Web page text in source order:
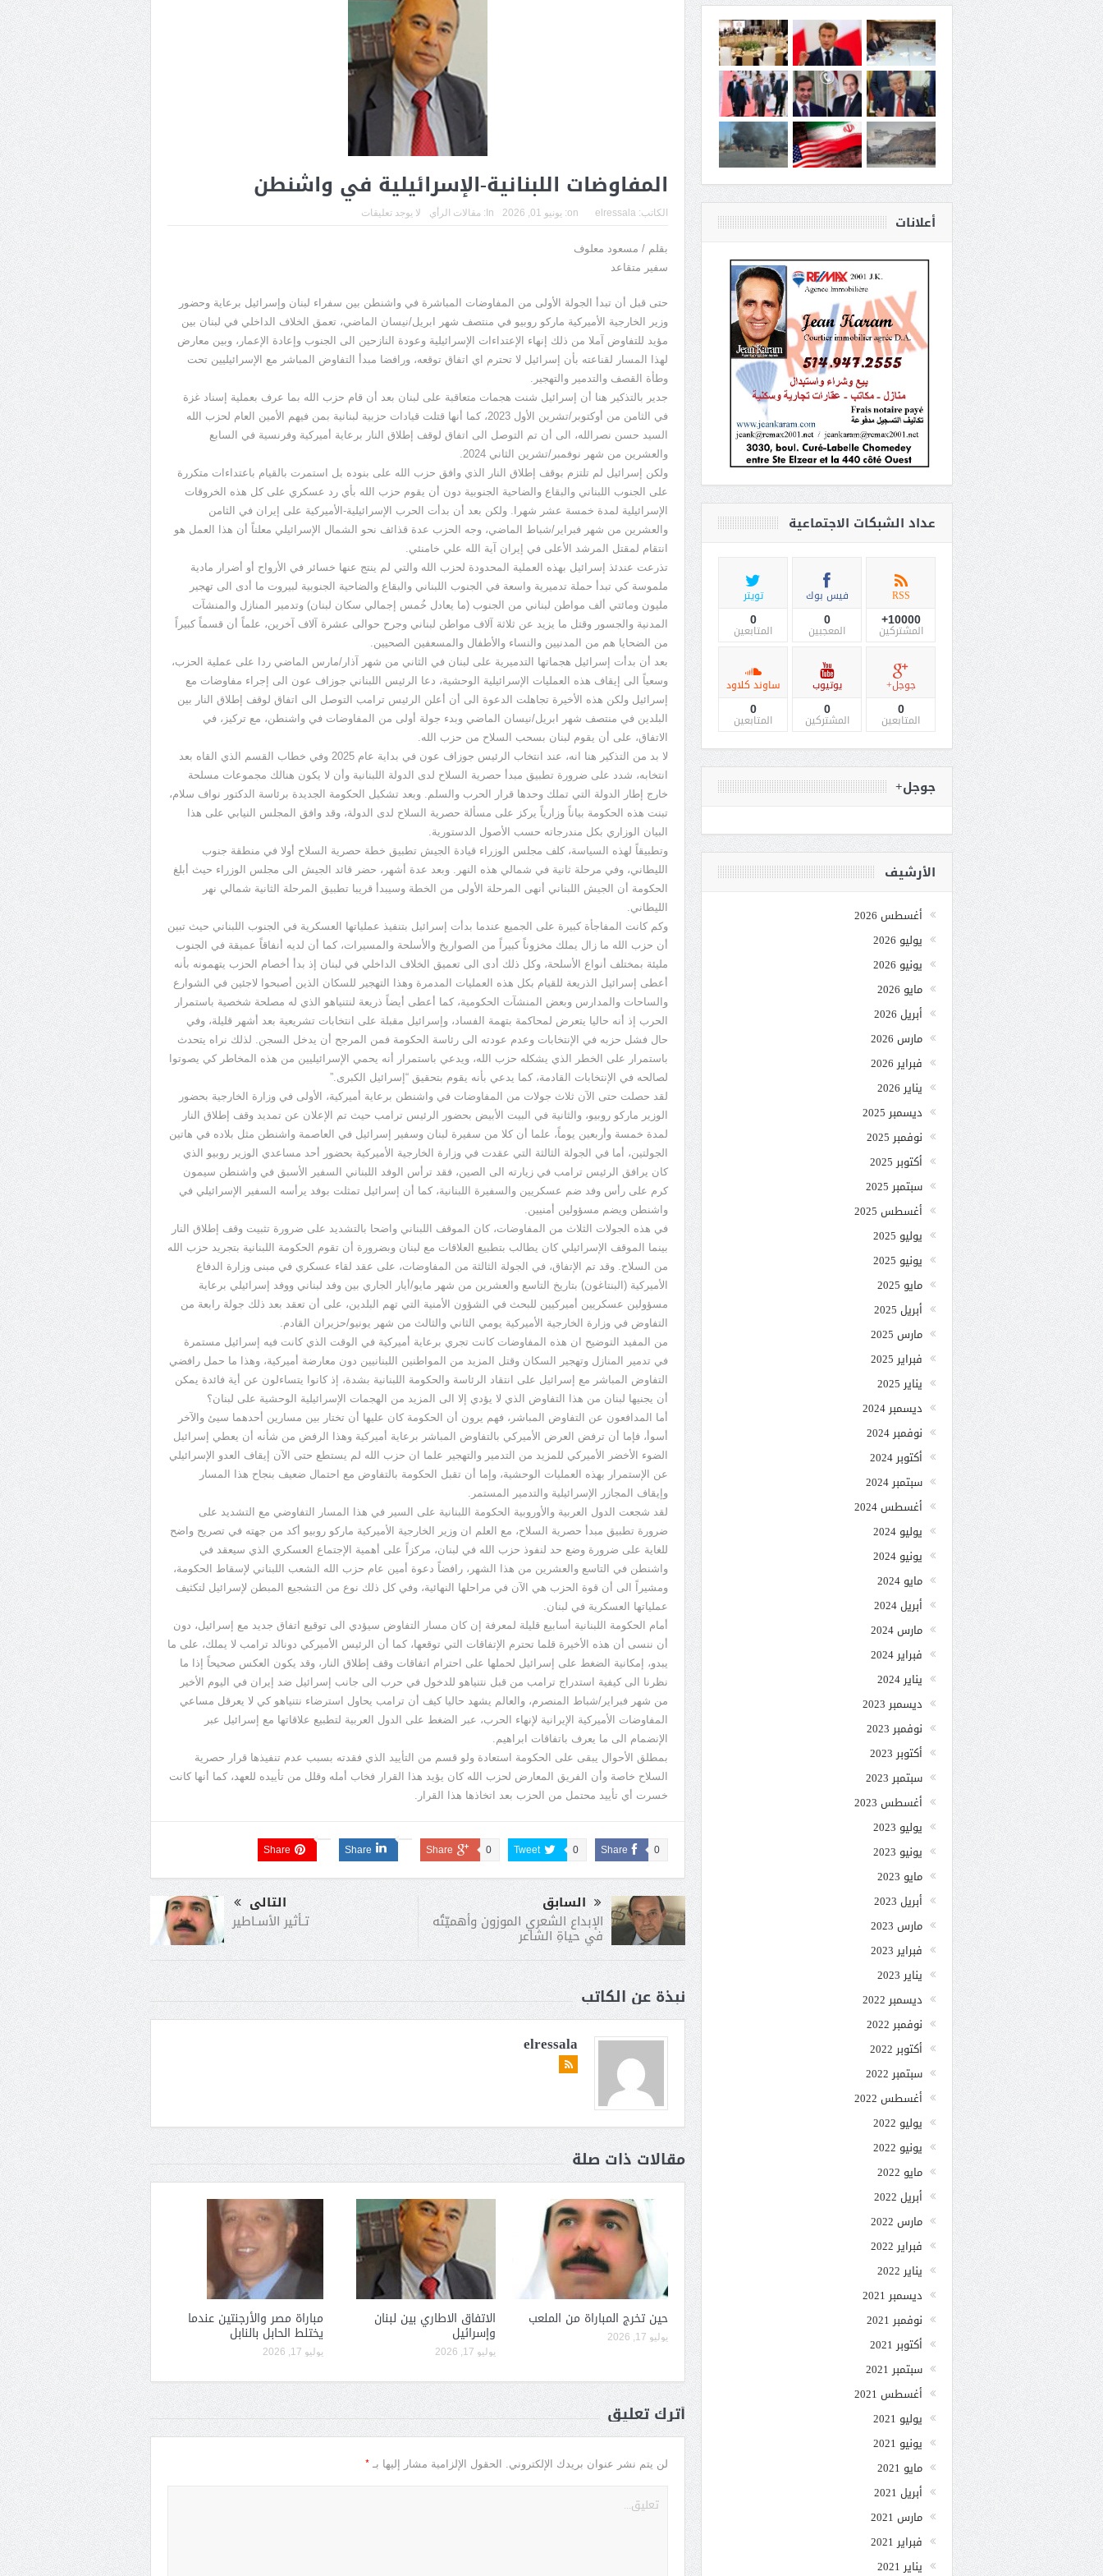
المفاوضات اللبنانية-الإسرائيلية في واشنطن
الكاتب: elressala
on: يونيو 01, 2026 In: مقالات الرأي لا يوجد تعليقات
بقلم / مسعود معلوف
سفير متقاعد
حتى قبل أن تبدأ الجولة الأولى من المفاوضات المباشرة في واشنطن بين سفراء لبنان وإسرائيل برعاية وحضور
وزير الخارجية الأميركية ماركو روبيو في منتصف شهر ابريل/نيسان الماضي، تعمق الخلاف الداخلي في لبنان بين
مؤيد للتفاوض آملا من ذلك إنهاء الإعتداءات الإسرائيلية وعودة النازحين الى الجنوب وإعادة الإعمار، وبين معارض
لهذا المسار لقناعته بأن إسرائيل لا تحترم اي اتفاق توقعه، ورافضا مبدأ التفاوض المباشر مع الإسرائيليين تحت
وطأة القصف والتدمير والتهجير.
جدير بالتذكير هنا أن إسرائيل شنت هجمات متعاقبة على لبنان بعد أن قام حزب الله بما عرف بعملية إسناد غزة
في الثامن من أوكتوبر/تشرين الأول 2023، كما أنها قتلت قيادات حزبية لبنانية بمن فيهم الأمين العام لحزب الله
السيد حسن نصرالله، الى أن تم التوصل الى اتفاق لوقف إطلاق النار برعاية أميركية وفرنسية في السابع
والعشرين من شهر نوفمبر/تشرين الثاني 2024.
ولكن إسرائيل لم تلتزم بوقف إطلاق النار الذي وافق حزب الله على بنوده بل استمرت بالقيام باعتداءات متكررة
على الجنوب اللبناني والبقاع والضاحية الجنوبية دون أن يقوم حزب الله بأي رد عسكري على كل هذه الخروقات
الإسرائيلية لمدة خمسة عشر شهرا. ولكن بعد أن بدأت الحرب الإسرائيلية-الأميركية على إيران في الثامن
والعشرين من شهر فبراير/شباط الماضي، وجه الحزب عدة قذائف نحو الشمال الإسرائيلي معلناً أن هذا العمل هو
انتقام لمقتل المرشد الأعلى في إيران آية الله علي خامنئي.
تذرعت عندئذ إسرائيل بهذه العملية المحدودة لحزب الله والتي لم ينتج عنها خسائر في الأرواح أو أضرار مادية
ملموسة كي تبدأ حملة تدميرية واسعة في الجنوب اللبناني والبقاع والضاحية الجنوبية لبيروت ما أدى الى تهجير
مليون ومائتي ألف مواطن لبناني من الجنوب (ما يعادل خُمس إجمالي سكان لبنان) وتدمير المنازل والمنشآت
المدنية والجسور وقتل ما يزيد عن ثلاثة آلاف مواطن لبناني وجرح حوالى عشرة آلاف آخرين، علماً أن قسماً كبيراً
من الضحايا هم من المدنيين والنساء والأطفال والمسعفين الصحيين.
بعد أن بدأت إسرائيل هجماتها التدميرية على لبنان في الثاني من شهر آذار/مارس الماضي ردا على عملية الحزب،
وسعياً الى إيقاف هذه العمليات الإسرائيلية الوحشية، دعا الرئيس اللبناني جوزاف عون الى إجراء مفاوضات مع
إسرائيل ولكن هذه الأخيرة تجاهلت الدعوة الى أن أعلن الرئيس ترامب التوصل الى اتفاق لوقف إطلاق النار بين
البلدين في منتصف شهر ابريل/نيسان الماضي وبدء جولة أولى من المفاوضات في واشنطن، مع تركيز، في
الاتفاق، على أن يقوم لبنان بسحب السلاح من حزب الله.
لا بد من التذكير هنا انه، عند انتخاب الرئيس جوزاف عون في بداية عام 2025 وفي خطاب القسم الذي القاه بعد
انتخابه، شدد على ضرورة تطبيق مبدأ حصرية السلاح لدى الدولة اللبنانية وأن لا يكون هنالك مجموعات مسلحة
خارج إطار الدولة التي تملك وحدها قرار الحرب والسلم. وبعد تشكيل الحكومة الجديدة برئاسة الدكتور نواف سلام،
تبنت هذه الحكومة بياناً وزارياً يركز على مسألة حصرية السلاح لدى الدولة، وقد وافق المجلس النيابي على هذا
البيان الوزاري بكل مندرجاته حسب الأصول الدستورية.
وتطبيقاً لهذه السياسة، كلف مجلس الوزراء قيادة الجيش تطبيق خطة حصرية السلاح أولا في منطقة جنوب
الليطاني، وفي مرحلة ثانية في شمالي هذه النهر. وبعد عدة أشهر، حضر قائد الجيش الى مجلس الوزراء حيث أبلغ
الحكومة أن الجيش اللبناني أنهى المرحلة الأولى من الخطة وسيبدأ قريبا تطبيق المرحلة الثانية شمالي نهر
الليطاني.
وكم كانت المفاجأة كبيرة على الجميع عندما بدأت إسرائيل بتنفيذ عملياتها العسكرية في الجنوب اللبناني حيث تبين
أن حزب الله ما زال يملك مخزوناً كبيراً من الصواريخ والأسلحة والمسيرات، كما أن لديه أنفاقاً عميقة في الجنوب
مليئة بمختلف أنواع الأسلحة، وكل ذلك أدى الى تعميق الخلاف الداخلي في لبنان إذ بدأ أخصام الحزب يتهمونه بأنه
أعطى إسرائيل الذريعة للقيام بكل هذه العمليات المدمرة وهذا التهجير للسكان الذين أصبحوا لاجئين في الشوارع
والساحات والمدارس وبعض المنشآت الحكومية، كما أعطى أيضاً ذريعة لنتنياهو الذي له مصلحة شخصية باستمرار
الحرب إذ أنه حاليا يتعرض لمحاكمة بتهمة الفساد، وإسرائيل مقبلة على انتخابات تشريعية بعد أشهر قليلة، وفي
حال فشل حزبه في الإنتخابات وعدم عودته الى رئاسة الحكومة فمن المرجح أن يدخل السجن. لذلك نراه يتحدث
باستمرار على الخطر الذي يشكله حزب الله، ويدعي باستمرار أنه يحمي الإسرائيليين من هذه المخاطر كي يصوتوا
لصالحه في الإنتخابات القادمة، كما يدعي بأنه يقوم بتحقيق “إسرائيل الكبرى.”
لقد حصلت حتى الآن ثلاث جولات من المفاوضات في واشنطن برعاية أميركية، الأولى في وزارة الخارجية بحضور
الوزير ماركو روبيو، والثانية في البيت الأبيض بحضور الرئيس ترامب حيث تم الإعلان عن تمديد وقف إطلاق النار
لمدة خمسة وأربعين يوماً، علما أن كلا من سفيرة لبنان وسفير إسرائيل في العاصمة واشنطن مثل بلاده في هاتين
الجولتين، أما في الجولة الثالثة التي عقدت في وزارة الخارجية الأميركية بحضور أحد مساعدي الوزير روبيو الذي
كان يرافق الرئيس ترامب في زيارته الى الصين، فقد ترأس الوفد اللبناني السفير الأسبق في واشنطن سيمون
كرم على رأس وفد ضم عسكريين والسفيرة اللبنانية، كما أن إسرائيل تمثلت بوفد يرأسه السفير الإسرائيلي في
واشنطن ويضم مسؤولين أمنيين.
في هذه الجولات الثلاث من المفاوضات، كان الموقف اللبناني واضحا بالتشديد على ضرورة تثبيت وقف إطلاق النار
بينما الموقف الإسرائيلي كان يطالب بتطبيع العلاقات مع لبنان وبضرورة أن تقوم الحكومة اللبنانية بتجريد حزب الله
من السلاح. وقد تم الإتفاق، في الجولة الثالثة من المفاوضات، على عقد لقاء عسكري في مبنى وزارة الدفاع
الأميركية (البنتاغون) بتاريخ التاسع والعشرين من شهر مايو/أيار الجاري بين وفد لبناني ووفد إسرائيلي برعاية
مسؤولين عسكريين أميركيين للبحث في الشؤون الأمنية التي تهم البلدين، على أن تعقد بعد ذلك جولة رابعة من
التفاوض في وزارة الخارجية الأميركية يومي الثاني والثالث من شهر يونيو/حزيران القادم.
من المفيد التوضيح ان هذه المفاوضات كانت تجري برعاية أميركية في الوقت الذي كانت فيه إسرائيل مستمرة
في تدمير المنازل وتهجير السكان وقتل المزيد من المواطنين اللبنانيين دون معارضة أميركية، وهذا ما حمل رافضي
التفاوض المباشر مع إسرائيل على انتقاد الرئاسة والحكومة اللبنانية بشدة، إذ كانوا يتساءلون عن أية فائدة يمكن
أن يجنيها لبنان من هذا التفاوض الذي لا يؤدي إلا الى المزيد من الهجمات الإسرائيلية الوحشية على لبنان؟
أما المدافعون عن التفاوض المباشر، فهم يرون أن الحكومة كان عليها أن تختار بين مسارين أحدهما سيئ والآخر
أسوأ، فإما أن ترفض العرض الأميركي بالتفاوض المباشر برعاية أميركية وهذا الرفض من شأنه أن يعطي إسرائيل
الضوء الأخضر الأميركي للمزيد من التدمير والتهجير علما ان حزب الله لم يستطع حتى الآن إيقاف العدو الإسرائيلي
عن الإستمرار بهذه العمليات الوحشية، وإما أن تقبل الحكومة بالتفاوض مع احتمال ضعيف بنجاح هذا المسار
وإيقاف المجازر الإسرائيلية والتدمير المستمر.
لقد شجعت الدول العربية والأوروبية الحكومة اللبنانية على السير في هذا المسار التفاوضي مع التشديد على
ضرورة تطبيق مبدأ حصرية السلاح، مع العلم ان وزير الخارجية الأميركية ماركو روبيو أكد من جهته في تصريح واضح
للغاية على ضرورة وضع حد لنفوذ حزب الله في لبنان، مركزاً على أهمية الإجتماع العسكري الذي سيعقد في
واشنطن في التاسع والعشرين من هذا الشهر، رافضاً دعوة أمين عام حزب الله الشعب اللبناني لإسقاط الحكومة،
ومشيراً الى أن قوة الحزب هي الآن في مراحلها النهائية، وفي كل ذلك نوع من التشجيع المبطن لإسرائيل لتكثيف
عملياتها العسكرية في لبنان.
أمام الحكومة اللبنانية أسابيع قليلة لمعرفة إن كان مسار التفاوض سيؤدي الى توقيع اتفاق جديد مع إسرائيل، دون
أن ننسى أن هذه الأخيرة قلما تحترم الإتفاقات التي توقعها، كما أن الرئيس الأميركي دونالد ترامب لا يملك، على ما
يبدو، إمكانية الضغط على إسرائيل لحملها على احترام اتفاقات وقف إطلاق النار، وقد يكون العكس صحيحاً إذا ما
نظرنا الى كيفية استدراج ترامب من قبل نتنياهو للدخول في حرب الى جانب إسرائيل ضد إيران في اليوم الأخير
من شهر فبراير/شباط المنصرم، والعالم يشهد حاليا كيف أن ترامب يحاول استرضاء نتنياهو كي لا يعرقل مساعي
المفاوضات الأميركية الإيرانية لإنهاء الحرب، عبر الضغط على الدول العربية لتطبيع علاقاتها مع إسرائيل عبر
الإنضمام الى ما يعرف باتفاقات ابراهيم.
بمطلق الأحوال يبقى على الحكومة استعادة ولو قسم من التأييد الذي فقدته بسبب عدم تنفيذها قرار حصرية
السلاح خاصة وأن الفريق المعارض لحزب الله كان يؤيد هذا القرار فخاب أمله وقلل من تأييده للعهد، كما أنها كانت
خسرت أي تأييد محتمل من الحزب بعد اتخاذها هذا القرار.
Share 0
Tweet 0
Share 0
Share
Share
السابق
الإبداع الشعري الموزون وأهميّتُه
في حياةِ الشاعر
التالى
تـأثير الأسـاطير
نبذة عن الكاتب
elressala
مقالات ذات صلة
حين تخرج المباراة من الملعب
يوليو 17, 2026
الاتفاق الاطاري بين لبنان
وإسرائيل
يوليو 17, 2026
مباراة مصر والأرجنتين عندما
يختلط الحابل بالنابل
يوليو 17, 2026
أترك تعليق
لن يتم نشر عنوان بريدك الإلكتروني. الحقول الإلزامية مشار إليها بـ *
أعلانات
عداد الشبكات الاجتماعية
RSS
10000+
المشتركين
فيس بوك
0
المعجبين
تويتر
0
المتابعين
جوجل+
0
المتابعين
يوتيوب
0
المشتركين
ساوند كلاود
0
المتابعين
جوجل+
الأرشيف
أغسطس 2026
يوليو 2026
يونيو 2026
مايو 2026
أبريل 2026
مارس 2026
فبراير 2026
يناير 2026
ديسمبر 2025
نوفمبر 2025
أكتوبر 2025
سبتمبر 2025
أغسطس 2025
يوليو 2025
يونيو 2025
مايو 2025
أبريل 2025
مارس 2025
فبراير 2025
يناير 2025
ديسمبر 2024
نوفمبر 2024
أكتوبر 2024
سبتمبر 2024
أغسطس 2024
يوليو 2024
يونيو 2024
مايو 2024
أبريل 2024
مارس 2024
فبراير 2024
يناير 2024
ديسمبر 2023
نوفمبر 2023
أكتوبر 2023
سبتمبر 2023
أغسطس 2023
يوليو 2023
يونيو 2023
مايو 2023
أبريل 2023
مارس 2023
فبراير 2023
يناير 2023
ديسمبر 2022
نوفمبر 2022
أكتوبر 2022
سبتمبر 2022
أغسطس 2022
يوليو 2022
يونيو 2022
مايو 2022
أبريل 2022
مارس 2022
فبراير 2022
يناير 2022
ديسمبر 2021
نوفمبر 2021
أكتوبر 2021
سبتمبر 2021
أغسطس 2021
يوليو 2021
يونيو 2021
مايو 2021
أبريل 2021
مارس 2021
فبراير 2021
يناير 2021